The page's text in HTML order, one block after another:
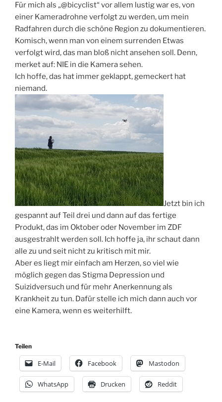
Für mich als „@bicyclist“ vor allem lustig war es, von
einer Kameradrohne verfolgt zu werden, um mein
Radfahren durch die schöne Region zu dokumentieren.
Komisch, wenn man von einem surrenden Etwas
verfolgt wird, das man bloß nicht ansehen soll. Denn,
merket auf: NIE in die Kamera sehen.
Ich hoffe, das hat immer geklappt, gemeckert hat
niemand.
Jetzt bin ich
gespannt auf Teil drei und dann auf das fertige
Produkt, das im Oktober oder November im ZDF
ausgestrahlt werden soll. Ich hoffe ja, ihr schaut dann
alle zu und seit nicht zu kritisch mit mir.
Aber es liegt mir einfach am Herzen, so viel wie
möglich gegen das Stigma Depression und
Suizidversuch und für mehr Anerkennung als
Krankheit zu tun. Dafür stelle ich mich dann auch vor
eine Kamera, wenn es weiterhilft.
Teilen
E-Mail Facebook Mastodon
WhatsApp Drucken Reddit